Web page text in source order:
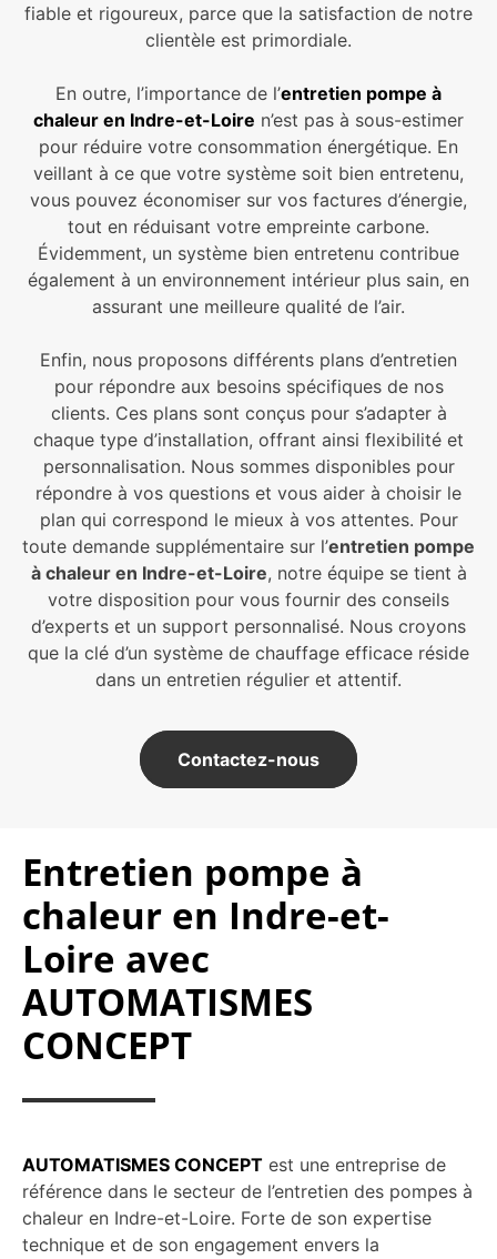
fiable et rigoureux, parce que la satisfaction de notre
clientèle est primordiale.
En outre, l’importance de l’entretien pompe à
chaleur en Indre-et-Loire n’est pas à sous-estimer
pour réduire votre consommation énergétique. En
veillant à ce que votre système soit bien entretenu,
vous pouvez économiser sur vos factures d’énergie,
tout en réduisant votre empreinte carbone.
Évidemment, un système bien entretenu contribue
également à un environnement intérieur plus sain, en
assurant une meilleure qualité de l’air.
Enfin, nous proposons différents plans d’entretien
pour répondre aux besoins spécifiques de nos
clients. Ces plans sont conçus pour s’adapter à
chaque type d’installation, offrant ainsi flexibilité et
personnalisation. Nous sommes disponibles pour
répondre à vos questions et vous aider à choisir le
plan qui correspond le mieux à vos attentes. Pour
toute demande supplémentaire sur l’entretien pompe
à chaleur en Indre-et-Loire, notre équipe se tient à
votre disposition pour vous fournir des conseils
d’experts et un support personnalisé. Nous croyons
que la clé d’un système de chauffage efficace réside
dans un entretien régulier et attentif.
Contactez-nous
Entretien pompe à
chaleur en Indre-et-
Loire avec
AUTOMATISMES
CONCEPT
AUTOMATISMES CONCEPT est une entreprise de
référence dans le secteur de l’entretien des pompes à
chaleur en Indre-et-Loire. Forte de son expertise
technique et de son engagement envers la